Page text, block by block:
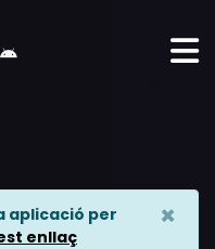
aplicació per
enllaç
×